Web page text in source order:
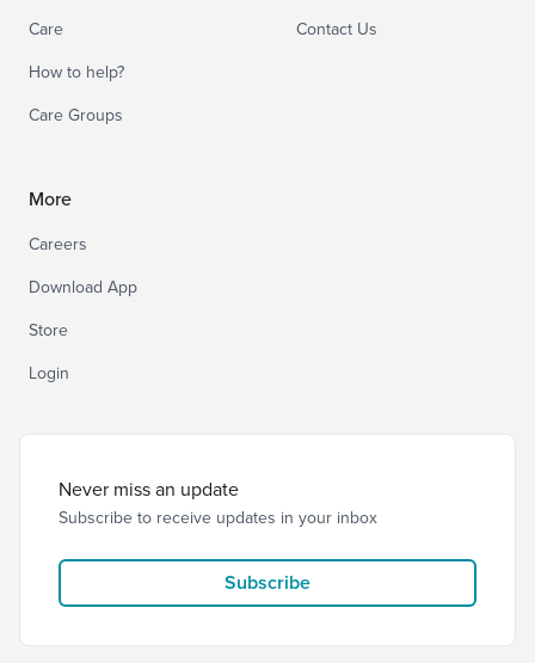
Care
How to help?
Care Groups
Contact Us
More
Careers
Download App
Store
Login
Never miss an update
Subscribe to receive updates in your inbox
Subscribe